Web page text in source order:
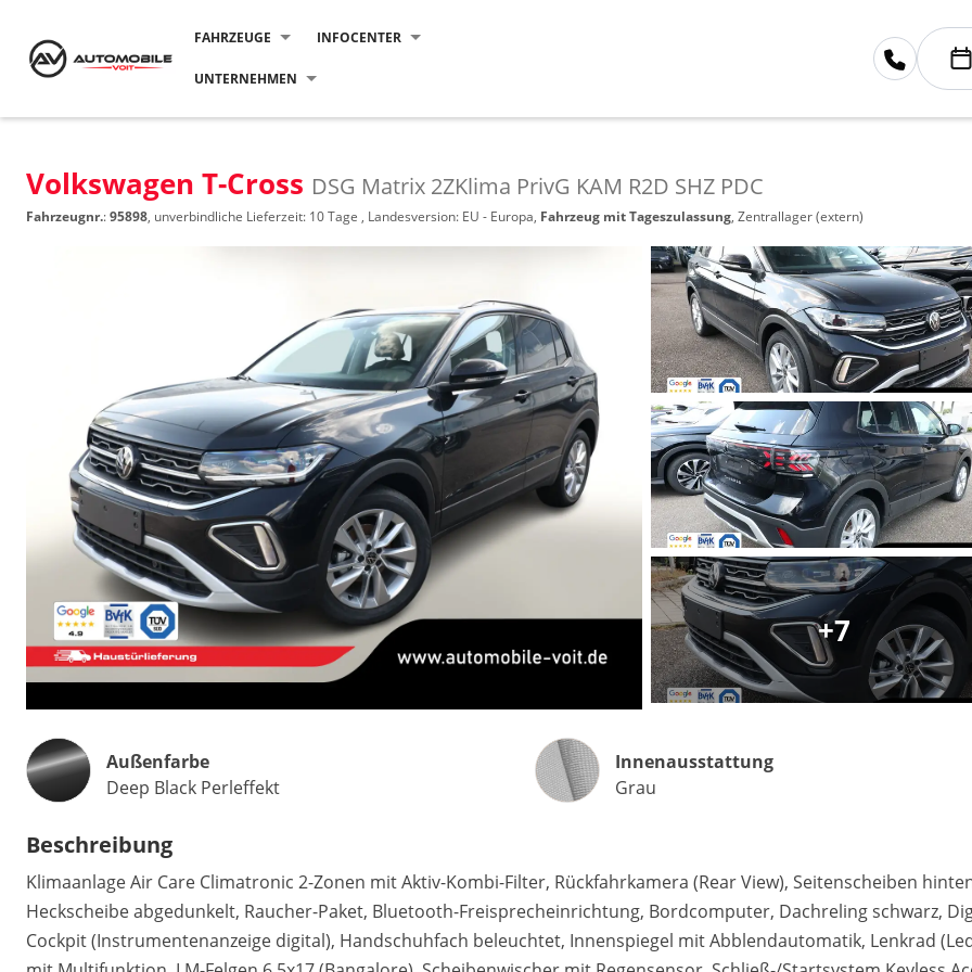
FAHRZEUGE INFOCENTER
UNTERNEHMEN
Volkswagen T-Cross DSG Matrix 2ZKlima PrivG KAM R2D SHZ PDC
Fahrzeugnr.:95898, unverbindliche Lieferzeit: 10 Tage , Landesversion: EU - Europa, Fahrzeug mit Tageszulassung, Zentrallager (extern)
Matthias Voit
Geschäftsführung / Inhaber
Festnetz
+7
Außenfarbe
Deep Black Perleffekt
InnenausstattungInnenausstattung
Grau
Beschreibung
Klimaanlage Air Care Climatronic 2-Zonen mit Aktiv-Kombi-Filter, Rückfahrkamera (Rear View), Seitenscheiben
Heckscheibe abgedunkelt, Raucher-Paket, Bluetooth-Freisprecheinrichtung, Bordcomputer, Dachreling schwarz,
Cockpit (Instrumentenanzeige digital), Handschuhfach beleuchtet, Innenspiegel mit Abblendautomatik, Lenkrad